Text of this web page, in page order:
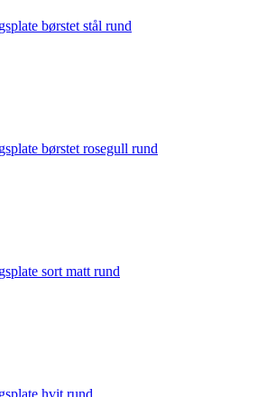
børstet stål rund
børstet rosegull rund
sort matt rund
hvit rund